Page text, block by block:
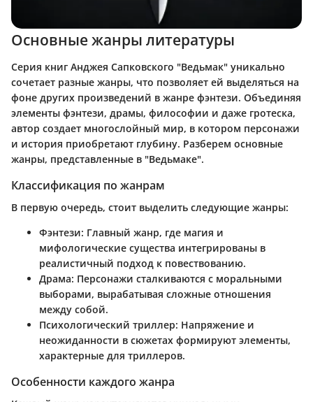
Основные жанры литературы
Серия книг Анджея Сапковского "Ведьмак" уникально
сочетает разные жанры, что позволяет ей выделяться на
фоне других произведений в жанре фэнтези. Объединяя
элементы фэнтези, драмы, философии и даже гротеска,
автор создает многослойный мир, в котором персонажи
и история приобретают глубину. Разберем основные
жанры, представленные в "Ведьмаке".
Классификация по жанрам
В первую очередь, стоит выделить следующие жанры:
Фэнтези: Главный жанр, где магия и
мифологические существа интегрированы в
реалистичный подход к повествованию.
Драма: Персонажи сталкиваются с моральными
выборами, вырабатывая сложные отношения
между собой.
Психологический триллер: Напряжение и
неожиданности в сюжетах формируют элементы,
характерные для триллеров.
Особенности каждого жанра